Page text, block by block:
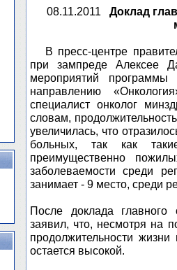
08.11.2011 Доклад
В пресс-центре
при зампреде Алексее
мероприятий программы
направлению
специалист онколог
словам,
увеличилась, что
больных, так как
преимущественно
заболеваемости среди
занимает - 9 место, среди
После доклада главного
заявил, что, несмотря на
продолжительности
остается высокой.